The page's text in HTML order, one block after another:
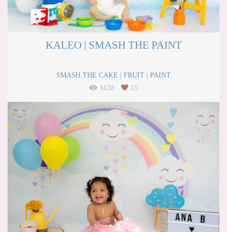
KALEO | SMASH THE PAINT
SMASH THE CAKE | FRUIT | PAINT
1638
15